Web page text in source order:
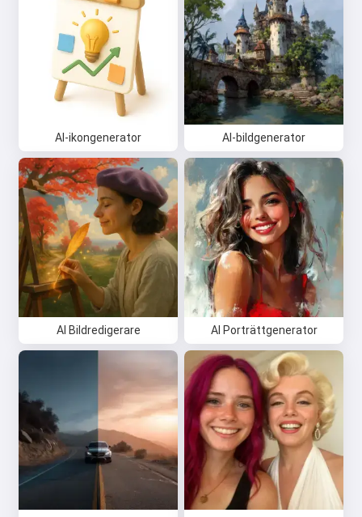
AI-ikongenerator AI-bildgenerator
AI Bildredigerare AI Porträttgenerator